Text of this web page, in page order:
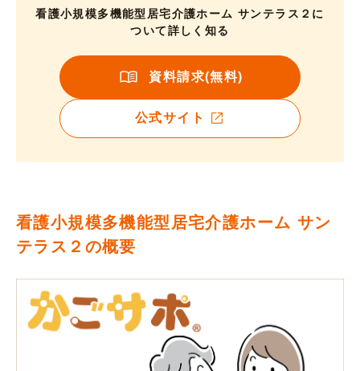
看護小規模多機能型居宅介護ホーム サンテラス２に
ついて詳しく知る
資料請求(無料)
公式サイト
看護小規模多機能型居宅介護ホーム サン
テラス２の概要